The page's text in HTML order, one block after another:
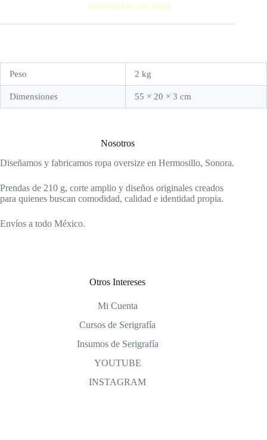
Información adicional
Peso 2 kg
Dimensiones 55 × 20 × 3 cm
Nosotros
Diseñamos y fabricamos ropa oversize en Hermosillo, Sonora.
Prendas de 210 g, corte amplio y diseños originales creados
para quienes buscan comodidad, calidad e identidad propia.
Envíos a todo México.
Otros Intereses
Mi Cuenta
Cursos de Serigrafía
Insumos de Serigrafía
YOUTUBE
INSTAGRAM